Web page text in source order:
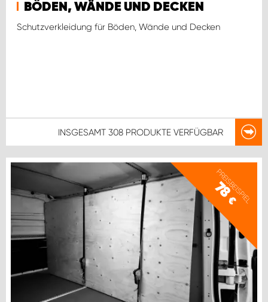
BÖDEN, WÄNDE UND DECKEN
Schutzverkleidung für Böden, Wände und Decken
INSGESAMT 308 PRODUKTE VERFÜGBAR
PREISBEISPIEL
78
€